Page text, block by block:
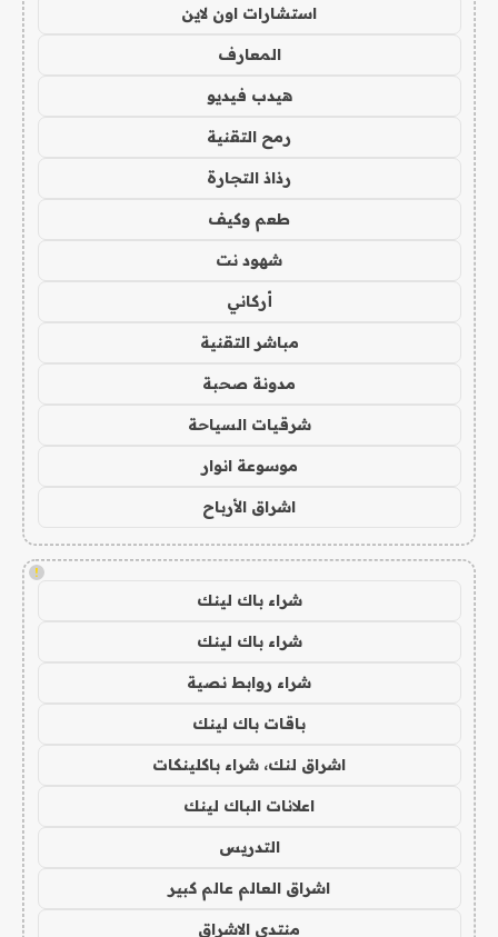
استشارات اون لاين
المعارف
هيدب فيديو
رمح التقنية
رذاذ التجارة
طعم وكيف
شهود نت
أركاني
مباشر التقنية
مدونة صحبة
شرقيات السياحة
موسوعة انوار
اشراق الأرباح
!
شراء باك لينك
شراء باك لينك
شراء روابط نصية
باقات باك لينك
اشراق لنك، شراء باكلينكات
اعلانات الباك لينك
التدريس
اشراق العالم عالم كبير
منتدى الاشراق